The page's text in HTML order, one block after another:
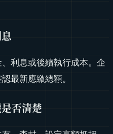
利息或後續執行成本。企
最新應繳總額。
否清楚